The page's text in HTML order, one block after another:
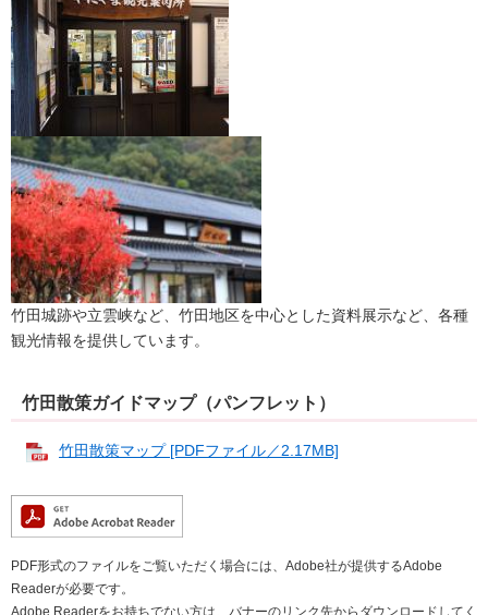
竹田城跡や立雲峡など、竹田地区を中心とした資料展示など、各種
観光情報を提供しています。
竹田散策ガイドマップ（パンフレット）
竹田散策マップ [PDFファイル／2.17MB]
PDF形式のファイルをご覧いただく場合には、Adobe社が提供するAdobe
Readerが必要です。